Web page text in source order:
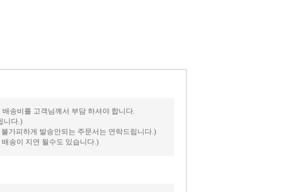
송비를 고객님께서 부담 하셔야 합니다.
니다.)
가피하게 발송안되는 주문서는 연락드립니다.)
송이 지연 될수도 있습니다.)